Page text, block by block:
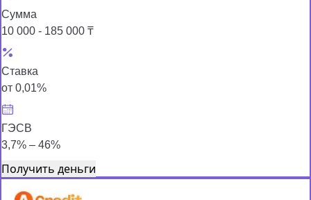
Сумма
10 000 - 185 000 ₸
Ставка
от 0,01%
ГЭСВ
3,7% – 46%
Получить деньги